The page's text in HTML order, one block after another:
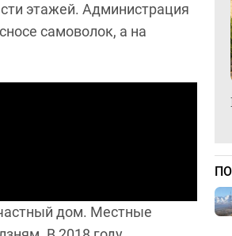
этажей. Администрация
самоволок, а на
дом. Местные